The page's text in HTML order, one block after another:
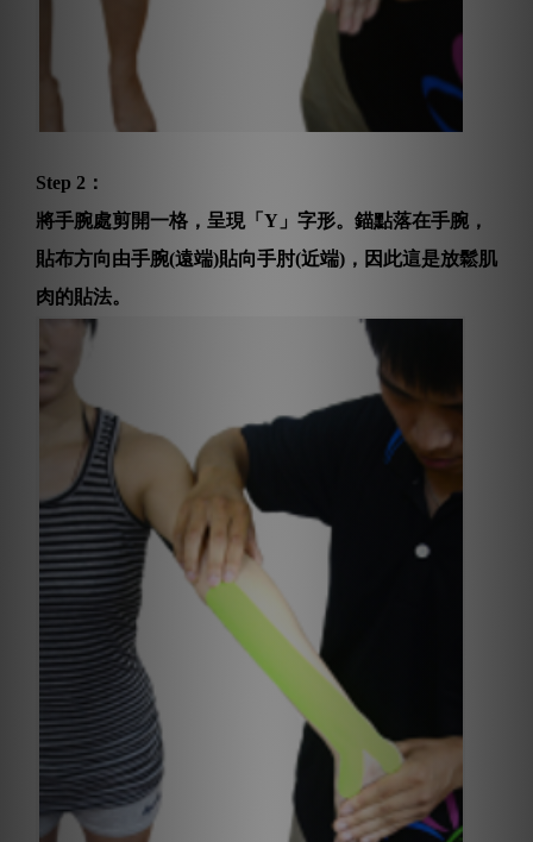
Step 2：
將手腕處剪開一格，呈現「Y」字形。錨點落在手腕，
貼布方向由手腕(遠端)貼向手肘(近端)，因此這是放鬆肌
肉的貼法。